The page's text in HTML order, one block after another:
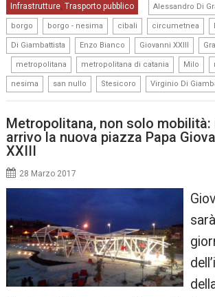
Infrastrutture,Trasporto pubblico Alessandro Di
borgo borgo - nesima cibali circumetnea
Di Giambattista Enzo Bianco Giovanni XXIII
metropolitana metropolitana di catania Milo
nesima san nullo Stesicoro Virginio Di
Metropolitana, non solo mobilità:
arrivo la nuova piazza Papa
XXIII
28 Marzo 2017